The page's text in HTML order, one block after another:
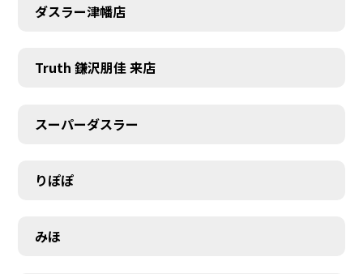
ダスラー津幡店
Truth 鎌沢朋佳 来店
スーパーダスラー
りぽぽ
みほ